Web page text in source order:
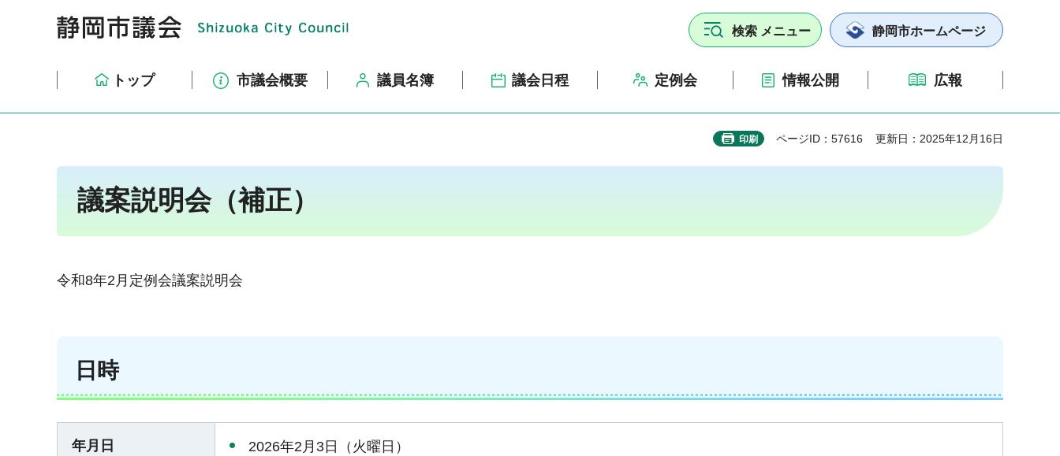
検索 メニュー 静岡市ホームページ
トップ 市議会概要 議員名簿 議会日程 定例会 情報公開 広報
印刷 ページID：57616 更新日：2025年12月16日
議案説明会（補正）
令和8年2月定例会議案説明会
日時
年月日 2026年2月3日（火曜日）